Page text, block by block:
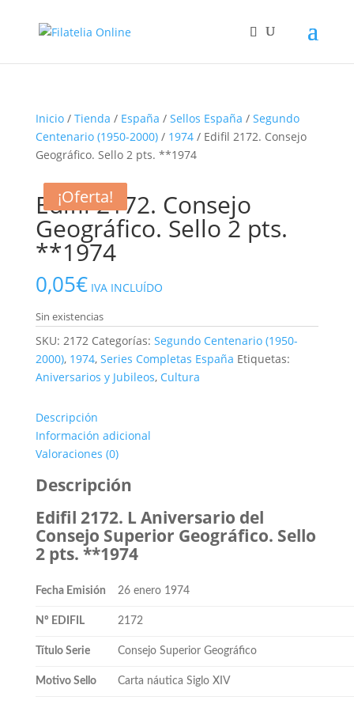
Inicio/ Tienda / España / Sellos España / Segundo
Centenario (1950-2000)/ 1974/ Edifil 2172. Consejo
Geográfico. Sello 2 pts. **1974
Edifil 2172. Consejo
Geográfico. Sello 2 pts.
**1974
0,05€ IVA INCLUÍDO
Sin existencias
SKU: 2172 Categorías: Segundo Centenario (1950-
2000), 1974, Series Completas España Etiquetas:
Aniversarios y Jubileos, Cultura
Descripción
Información adicional
Valoraciones (0)
Descripción
Edifil 2172. L Aniversario del
Consejo Superior Geográfico. Sello
2 pts. **1974
Fecha Emisión 26 enero 1974
Nº EDIFIL 2172
Título Serie Consejo Superior Geográfico
Motivo Sello Carta náutica Siglo XIV
¡Oferta!
¡Oferta!